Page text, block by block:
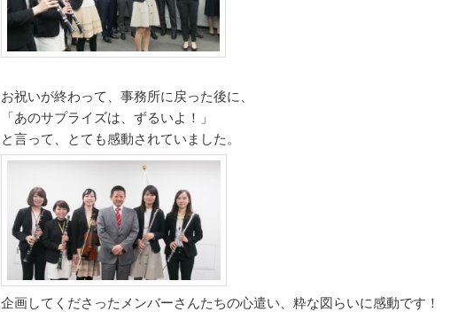
お祝いが終わって、事務所に戻った後に、
「あのサプライズは、ずるいよ！」
と言って、とても感動されていました。
企画してくださったメンバーさんたちの心遣い、粋な図らいに感動です！